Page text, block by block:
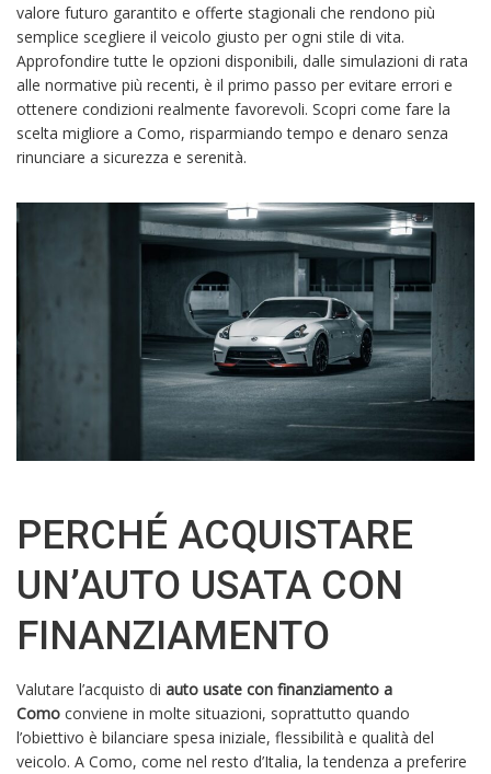
valore futuro garantito e offerte stagionali che rendono più
semplice scegliere il veicolo giusto per ogni stile di vita.
Approfondire tutte le opzioni disponibili, dalle simulazioni di rata
alle normative più recenti, è il primo passo per evitare errori e
ottenere condizioni realmente favorevoli. Scopri come fare la
scelta migliore a Como, risparmiando tempo e denaro senza
rinunciare a sicurezza e serenità.
PERCHÉ ACQUISTARE
UN’AUTO USATA CON
FINANZIAMENTO
Valutare l’acquisto di auto usate con finanziamento a
Como conviene in molte situazioni, soprattutto quando
l’obiettivo è bilanciare spesa iniziale, flessibilità e qualità del
veicolo. A Como, come nel resto d’Italia, la tendenza a preferire